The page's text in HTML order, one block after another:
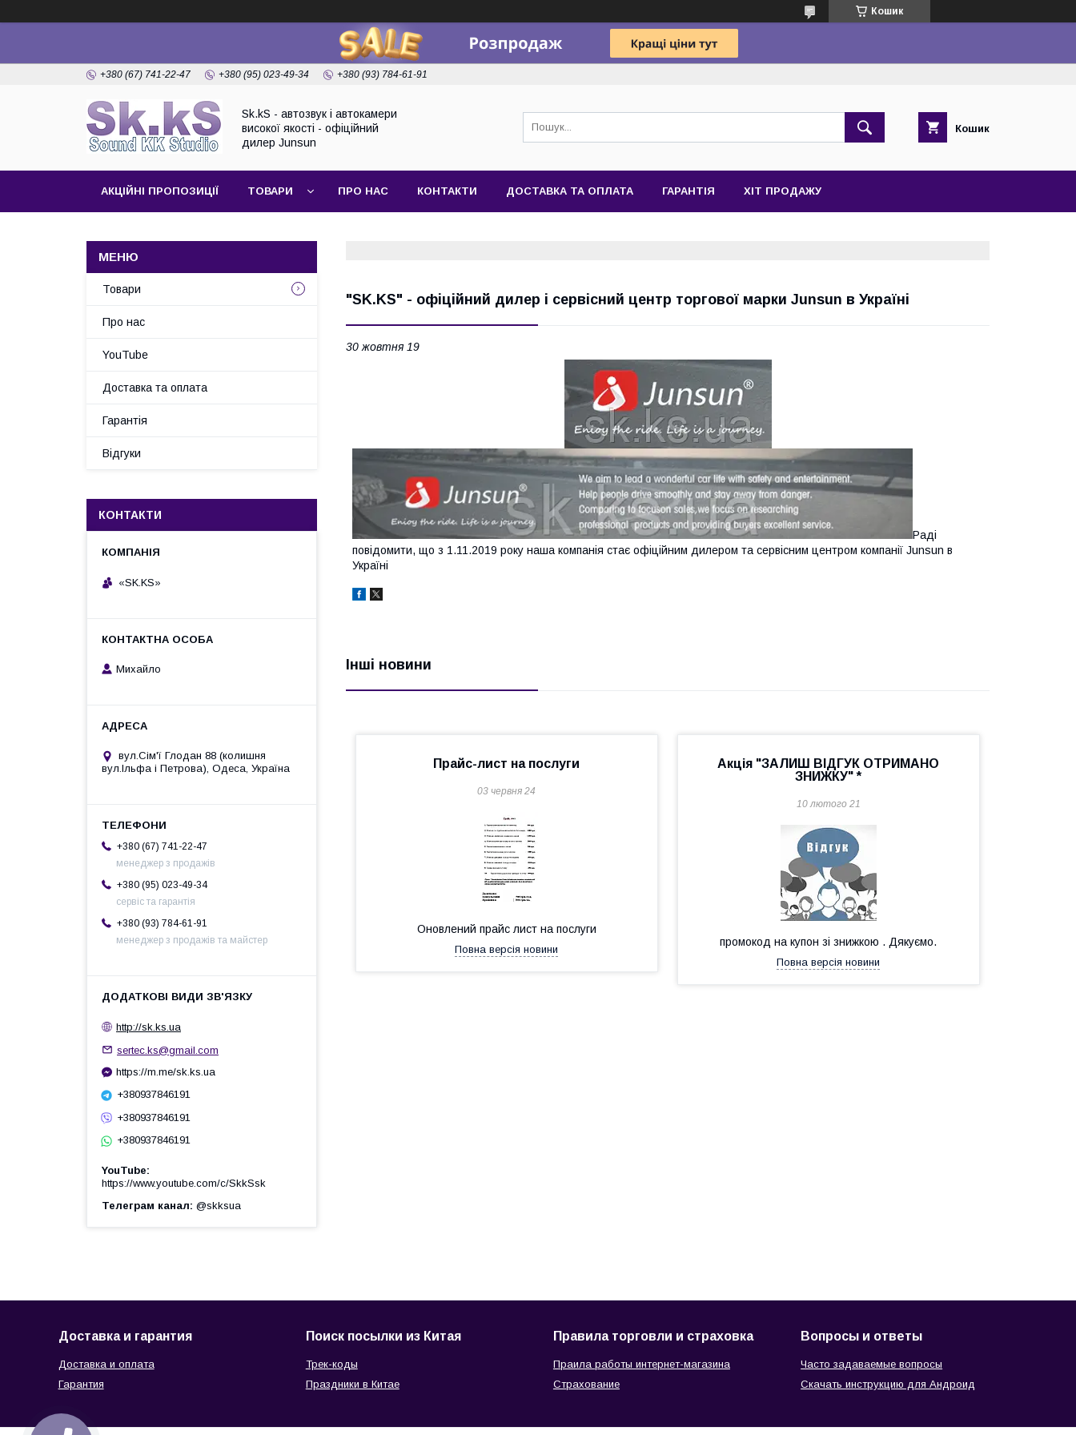
Кошик
+380 (67) 741-22-47 +380 (95) 023-49-34 +380 (93) 784-61-91
Sk.kS - автозвук і автокамери
високої якості - офіційний
дилер Junsun
Кошик
АКЦІЙНІ ПРОПОЗИЦІЇ ТОВАРИ ПРО НАС КОНТАКТИ ДОСТАВКА ТА ОПЛАТА ГАРАНТІЯ ХІТ ПРОДАЖУ
"SK.KS" - офіційний дилер і сервісний центр торгової марки Junsun в Україні
30 жовтня 19
Раді
повідомити, що з 1.11.2019 року наша компанія стає офіційним дилером та сервісним центром компанії Junsun в
Україні
Інші новини
Прайс-лист на послуги
03 червня 24
Оновлений прайс лист на послуги
Повна версія новини
Акція "ЗАЛИШ ВІДГУК ОТРИМАНО
ЗНИЖКУ" *
10 лютого 21
промокод на купон зі знижкою . Дякуємо.
Повна версія новини
Товари
Про нас
YouTube
Доставка та оплата
Гарантія
Відгуки
КОНТАКТИ
«SK.KS»
Михайло
вул.Сім'ї Глодан 88 (колишня
вул.Ільфа і Петрова), Одеса, Україна
+380 (67) 741-22-47
менеджер з продажів
+380 (95) 023-49-34
сервіс та гарантія
+380 (93) 784-61-91
менеджер з продажів та майстер
http://sk.ks.ua
sertec.ks@gmail.com
https://m.me/sk.ks.ua
+380937846191
+380937846191
+380937846191
YouTube
https://www.youtube.com/c/SkkSsk
Телеграм канал @skksua
Доставка и гарантия
Доставка и оплата
Гарантия
Поиск посылки из Китая
Трек-коды
Праздники в Китае
Правила торговли и страховка
Праила работы интернет-магазина
Страхование
Вопросы и ответы
Часто задаваемые вопросы
Скачать инструкцию для Андроид